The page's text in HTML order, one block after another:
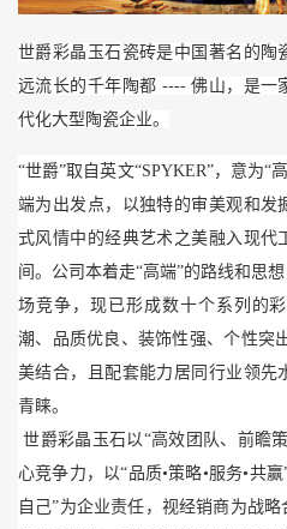
世爵彩晶玉石瓷砖是中国著名的陶
远流长的千年陶都 ---- 佛山，是一
代化大型陶瓷企业。
“世爵”取自英文“SPYKER”，意为“
端为出发点，以独特的审美观和发
式风情中的经典艺术之美融入现代
间。公司本着走“高端”的路线和思
场竞争，现已形成数十个系列的
潮、品质优良、装饰性强、个性突
美结合，且配套能力居同行业领先
青睐。
世爵彩晶玉石以“高效团队、前瞻
心竞争力，以“品质•策略•服务•共
自己”为企业责任，视经销商为战